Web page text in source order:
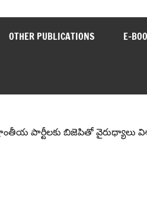
OTHER PUBLICATIONS E-
పార్టీలకు బిజెపితో వైరుధ్యాలు